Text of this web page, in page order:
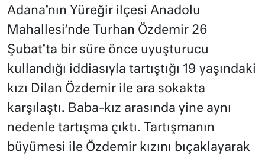
Adana’nın Yüreğir ilçesi Anadolu
Mahallesi’nde Turhan Özdemir 26
Şubat’ta bir süre önce uyuşturucu
kullandığı iddiasıyla tartıştığı 19 yaşındaki
kızı Dilan Özdemir ile ara sokakta
karşılaştı. Baba-kız arasında yine aynı
nedenle tartışma çıktı. Tartışmanın
büyümesi ile Özdemir kızını bıçaklayarak